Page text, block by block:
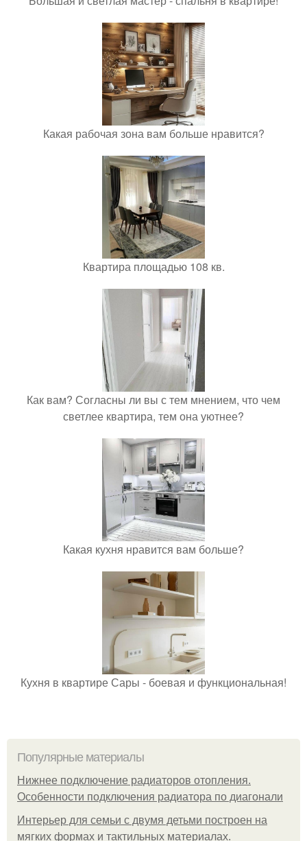
Какая рабочая зона вам больше нравится?
Квартира площадью 108 кв.
Как вам? Согласны ли вы с тем мнением, что чем
светлее квартира, тем она уютнее?
Какая кухня нравится вам больше?
Кухня в квартире Сары - боевая и функциональная!
Популярные материалы
Нижнее подключение радиаторов отопления.
Особенности подключения радиатора по диагонали
Интерьер для семьи с двумя детьми построен на
мягких формах и тактильных материалах.